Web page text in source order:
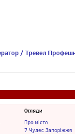
/ Тревел
Огляди
Про місто
7 Чудес Запоріжжя